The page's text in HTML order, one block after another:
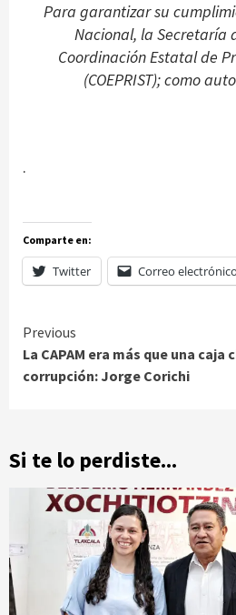
Para garantizar su
Nacional, la Secretaría
Coordinación Estatal de
(COEPRIST); como
.
Comparte en:
Twitter Correo electrónico
Continue
Reading
Previous
La CAPAM era más que una caja
corrupción: Jorge Corichi
Si te lo perdiste...